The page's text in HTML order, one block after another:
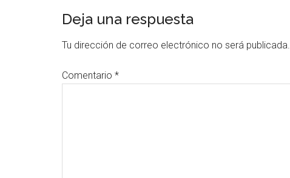
Interacciones
con
lectores
Deja una respuesta
Tu dirección de correo electrónico no será publicada.
Comentario *